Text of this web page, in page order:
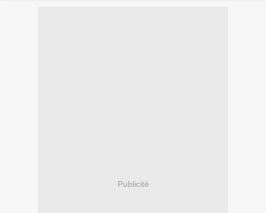
Publicité